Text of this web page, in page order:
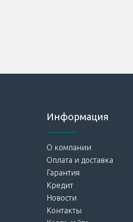
Информация
О компании
Оплата и доставка
Гарантия
Кредит
Новости
Контакты